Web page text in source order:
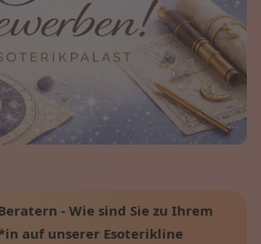
- Wie sind Sie zu Ihrem
auf unserer Esoterikline